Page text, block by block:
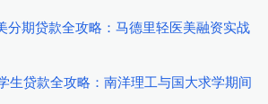
分期贷款全攻略：马德里轻医美融资实战
生贷款全攻略：南洋理工与国大求学期间